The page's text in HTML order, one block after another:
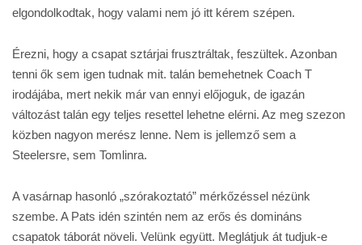
elgondolkodtak, hogy valami nem jó itt kérem szépen.
Érezni, hogy a csapat sztárjai frusztráltak, feszültek. Azonban
tenni ők sem igen tudnak mit. talán bemehetnek Coach T
irodájába, mert nekik már van ennyi előjoguk, de igazán
változást talán egy teljes resettel lehetne elérni. Az meg szezon
közben nagyon merész lenne. Nem is jellemző sem a
Steelersre, sem Tomlinra.
A vasárnap hasonló „szórakoztató” mérkőzéssel nézünk
szembe. A Pats idén szintén nem az erős és domináns
csapatok táborát növeli. Velünk együtt. Meglátjuk át tudjuk-e